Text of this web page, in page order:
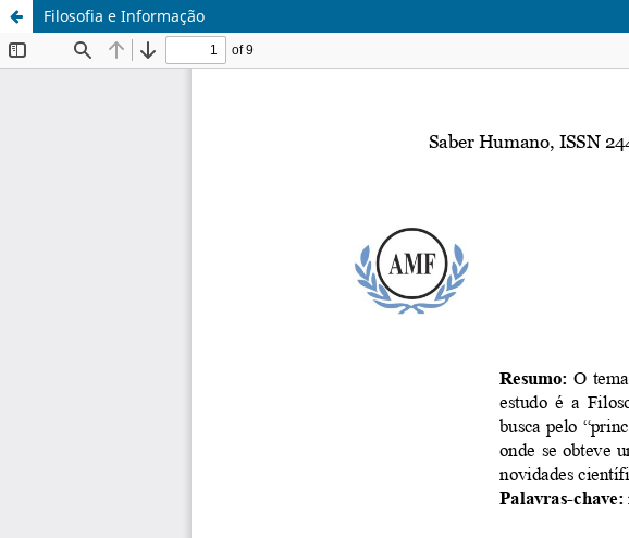
Filosofia e Informação